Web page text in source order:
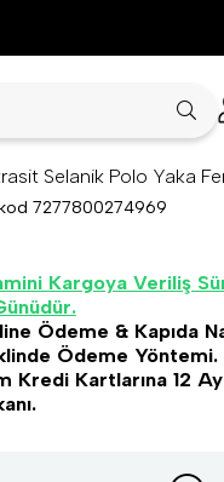
Selanik Polo Yaka
7277800274969
Kargoya Veriliş
Ödeme & Kapıda
Ödeme Yöntemi.
Kredi Kartlarına 12